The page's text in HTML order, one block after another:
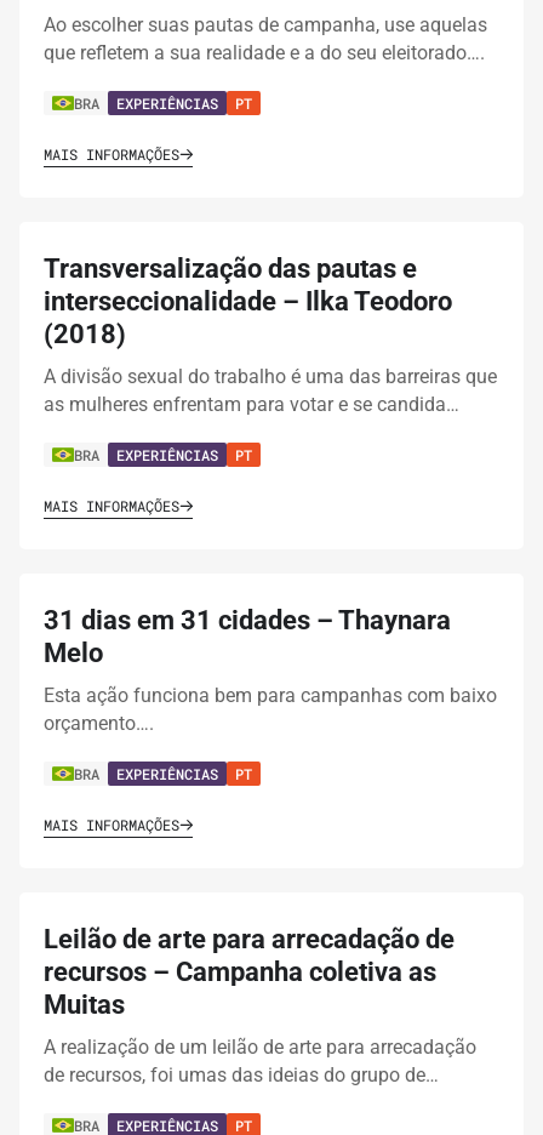
Ao escolher suas pautas de campanha, use aquelas
que refletem a sua realidade e a do seu eleitorado….
BRA EXPERIÊNCIAS PT
MAIS INFORMAÇÕES
Transversalização das pautas e
interseccionalidade – Ilka Teodoro
(2018)
A divisão sexual do trabalho é uma das barreiras que
as mulheres enfrentam para votar e se candida…
BRA EXPERIÊNCIAS PT
MAIS INFORMAÇÕES
31 dias em 31 cidades – Thaynara
Melo
Esta ação funciona bem para campanhas com baixo
orçamento….
BRA EXPERIÊNCIAS PT
MAIS INFORMAÇÕES
Leilão de arte para arrecadação de
recursos – Campanha coletiva as
Muitas
A realização de um leilão de arte para arrecadação
de recursos, foi umas das ideias do grupo de…
BRA EXPERIÊNCIAS PT